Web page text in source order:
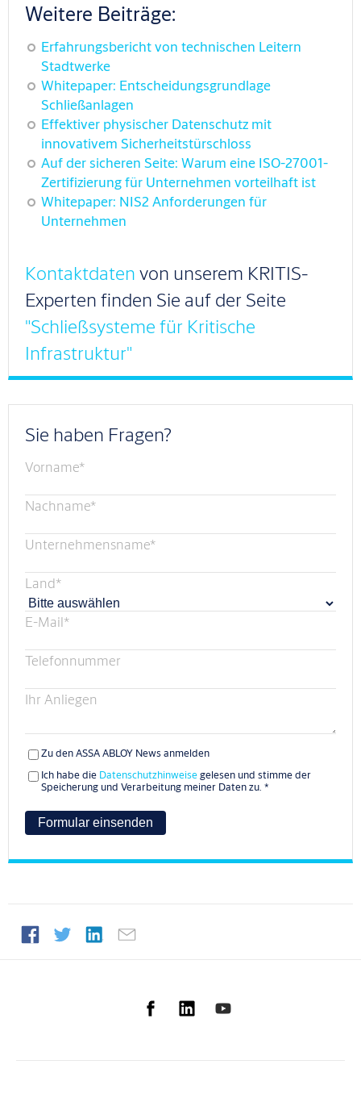
Weitere Beiträge:
Erfahrungsbericht von technischen Leitern
Stadtwerke
Whitepaper: Entscheidungsgrundlage
Schließanlagen
Effektiver physischer Datenschutz mit
innovativem Sicherheitstürschloss
Auf der sicheren Seite: Warum eine ISO-27001-
Zertifizierung für Unternehmen vorteilhaft ist
Whitepaper: NIS2 Anforderungen für
Unternehmen
Kontaktdaten von unserem KRITIS-
Experten finden Sie auf der Seite
"Schließsysteme für Kritische
Infrastruktur"
Sie haben Fragen?
Vorname*
Nachname*
Unternehmensname*
Land*
E-Mail*
Telefonnummer
Ihr Anliegen
Zu den ASSA ABLOY News anmelden
Ich habe die Datenschutzhinweisegelesen und stimme der
Speicherung und Verarbeitung meiner Daten zu. *